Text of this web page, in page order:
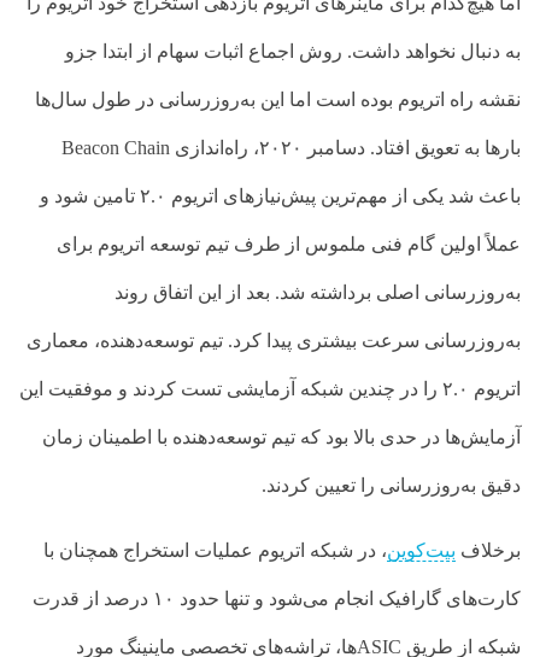
به دنبال نخواهد داشت. روش اجماع اثبات سهام از ابتدا جزو
نقشه راه اتریوم بوده است اما این به‌روزرسانی در طول سال‌ها
بارها به تعویق افتاد. دسامبر ۲۰۲۰، راه‌اندازی Beacon Chain
باعث شد یکی از مهم‌ترین پیش‌نیازهای اتریوم ۲.۰ تامین شود و
عملاً اولین گام فنی ملموس از طرف تیم توسعه اتریوم برای
به‌روزرسانی اصلی برداشته شد. بعد از این اتفاق روند
به‌روزرسانی سرعت بیشتری پیدا کرد. تیم توسعه‌دهنده، معماری
اتریوم ۲.۰ را در چندین شبکه آزمایشی تست کردند و موفقیت این
آزمایش‌ها در حدی بالا بود که تیم توسعه‌دهنده با اطمینان زمان
دقیق به‌روزرسانی را تعیین کردند.
برخلاف بیت‌کوین، در شبکه اتریوم عملیات استخراج همچنان با
کارت‌های گارافیک انجام می‌شود و تنها حدود ۱۰ درصد از قدرت
شبکه از طریق ASICها، تراشه‌های تخصصی ماینینگ مورد